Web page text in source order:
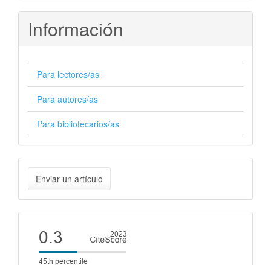
Información
Para lectores/as
Para autores/as
Para bibliotecarios/as
Enviar
un
artículo
Enviar un artículo
Cite
score